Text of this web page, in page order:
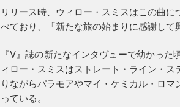
リリース時、ウィロー・スミスはこの曲
べており、「新たな旅の始まりに感謝して
『V』誌の新たなインタヴューで幼かっ
ィロー・スミスはストレート・ライン・
りながらパラモアやマイ・ケミカル・ロ
っている。